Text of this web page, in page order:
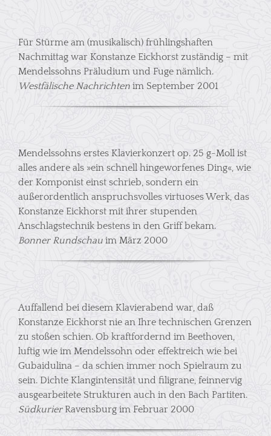
Für Stürme am (musikalisch) frühlingshaften
Nachmittag war Konstanze Eickhorst zuständig – mit
Mendelssohns Präludium und Fuge nämlich.
Westfälische Nachrichten im September 2001
Mendelssohns erstes Klavierkonzert op. 25 g-Moll ist
alles andere als »ein schnell hingeworfenes Ding«, wie
der Komponist einst schrieb, sondern ein
außerordentlich anspruchsvolles virtuoses Werk, das
Konstanze Eickhorst mit ihrer stupenden
Anschlagstechnik bestens in den Griff bekam.
Bonner Rundschau im März 2000
Auffallend bei diesem Klavierabend war, daß
Konstanze Eickhorst nie an Ihre technischen Grenzen
zu stoßen schien. Ob kraftfordernd im Beethoven,
luftig wie im Mendelssohn oder effektreich wie bei
Gubaidulina – da schien immer noch Spielraum zu
sein. Dichte Klangintensität und filigrane, feinnervig
ausgearbeitete Strukturen auch in den Bach Partiten.
SüdkurierRavensburg im Februar 2000